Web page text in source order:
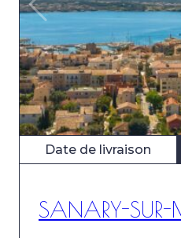
Date de livraison
SANARY-SUR-